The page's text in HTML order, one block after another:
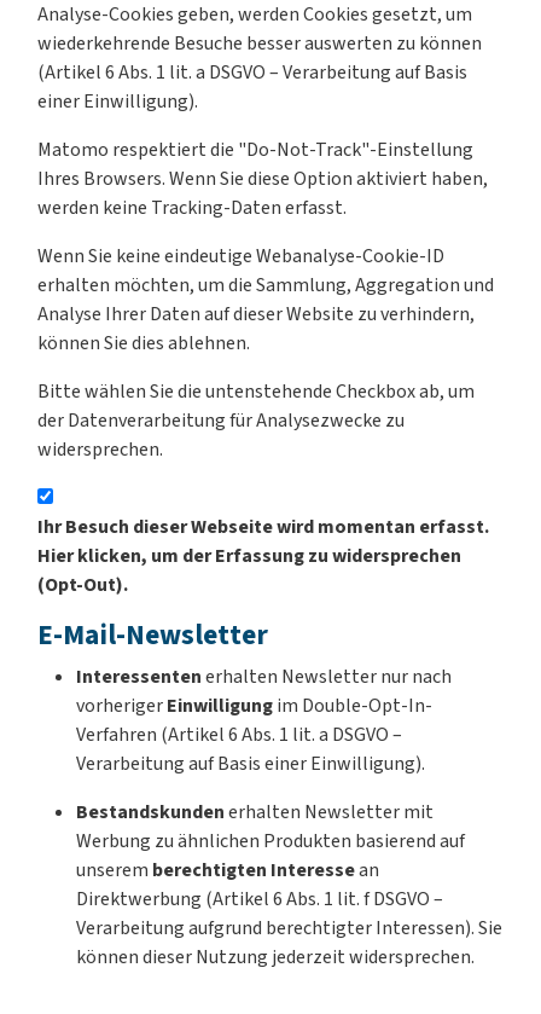
Analyse-Cookies geben, werden Cookies gesetzt, um
wiederkehrende Besuche besser auswerten zu können
(Artikel 6 Abs. 1 lit. a DSGVO – Verarbeitung auf Basis
einer Einwilligung).
Matomo respektiert die "Do-Not-Track"-Einstellung
Ihres Browsers. Wenn Sie diese Option aktiviert haben,
werden keine Tracking-Daten erfasst.
Wenn Sie keine eindeutige Webanalyse-Cookie-ID
erhalten möchten, um die Sammlung, Aggregation und
Analyse Ihrer Daten auf dieser Website zu verhindern,
können Sie dies ablehnen.
Bitte wählen Sie die untenstehende Checkbox ab, um
der Datenverarbeitung für Analysezwecke zu
widersprechen.
Ihr Besuch dieser Webseite wird momentan erfasst.
Hier klicken, um der Erfassung zu widersprechen
(Opt-Out).
E-Mail-Newsletter
Interessentenerhalten Newsletter nur nach
vorherigerEinwilligungim Double-Opt-In-
Verfahren (Artikel 6 Abs. 1 lit. a DSGVO –
Verarbeitung auf Basis einer Einwilligung).
Bestandskundenerhalten Newsletter mit
Werbung zu ähnlichen Produkten basierend auf
unserem berechtigten Interessean
Direktwerbung (Artikel 6 Abs. 1 lit. f DSGVO –
Verarbeitung aufgrund berechtigter Interessen). Sie
können dieser Nutzung jederzeit widersprechen.